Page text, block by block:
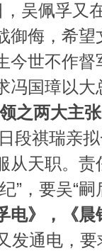
吴佩孚又
御侮，希
今世不作
冯国璋以大
领之两大主
段祺瑞亲
从天职。
”，要吴“
电》，《晨
发通电，